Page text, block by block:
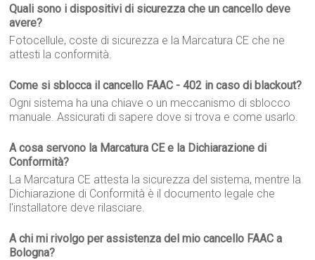
Quali sono i dispositivi di sicurezza che un cancello deve
avere?
Fotocellule, coste di sicurezza e la Marcatura CE che ne
attesti la conformità.
Come si sblocca il cancello FAAC - 402 in caso di blackout?
Ogni sistema ha una chiave o un meccanismo di sblocco
manuale. Assicurati di sapere dove si trova e come usarlo.
A cosa servono la Marcatura CE e la Dichiarazione di
Conformità?
La Marcatura CE attesta la sicurezza del sistema, mentre la
Dichiarazione di Conformità è il documento legale che
l'installatore deve rilasciare.
A chi mi rivolgo per assistenza del mio cancello FAAC a
Bologna?